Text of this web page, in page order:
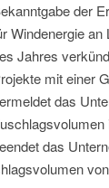
der
Windenergie
Jahres
mit einer
das
das